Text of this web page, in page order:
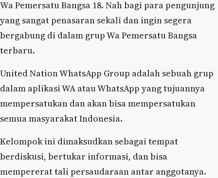
Wa Pemersatu Bangsa 18. Nah bagi para pengunjung
yang sangat penasaran sekali dan ingin segera
bergabung di dalam grup Wa Pemersatu Bangsa
terbaru.
United Nation WhatsApp Group adalah sebuah grup
dalam aplikasi WA atau WhatsApp yang tujuannya
mempersatukan dan akan bisa mempersatukan
semua masyarakat Indonesia.
Kelompok ini dimaksudkan sebagai tempat
berdiskusi, bertukar informasi, dan bisa
mempererat tali persaudaraan antar anggotanya.